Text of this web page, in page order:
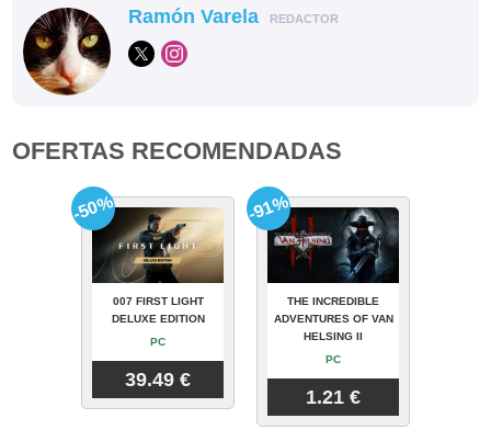
Ramón Varela REDACTOR
OFERTAS RECOMENDADAS
007 FIRST LIGHT
DELUXE EDITION
PC
39.49 €
-50%
THE INCREDIBLE
ADVENTURES OF VAN
HELSING II
PC
1.21 €
-91%